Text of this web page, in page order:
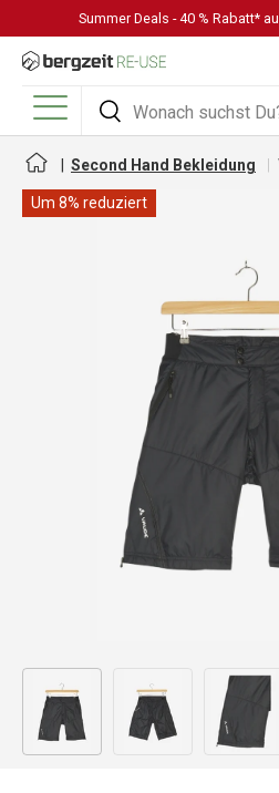
DIREKT ZUM INHALT
Summer Deals - 40 % Rabatt*
Suchen
Suchen
Menü
Second Hand Bekleidung
Um 8% reduziert
Bild 1 in Galerieansicht laden